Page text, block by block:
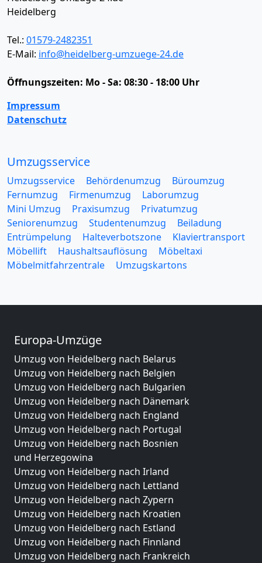
Heidelberg
Tel.: 01579-2482351
E-Mail: info@heidelberg-umzuege-24.de
Öffnungszeiten: Mo - Sa: 08:30 - 18:00 Uhr
Impressum
Datenschutz
Umzugsservice
Umzugsservice Behördenumzug
Büroumzug
Fernumzug
Firmenumzug
Laborumzug
Mini Umzug
Praxisumzug
Privatumzug
Seniorenumzug
Studentenumzug
Beiladung
Entrümpelung
Halteverbotszone
Klaviertransport
Möbellift
Haushaltsauflösung
Möbeltaxi
Möbelmitfahrzentrale
Umzugskartons
Europa-Umzüge
Umzug von Heidelberg nach Belarus
Umzug von Heidelberg nach Belgien
Umzug von Heidelberg nach Bulgarien
Umzug von Heidelberg nach Dänemark
Umzug von Heidelberg nach England
Umzug von Heidelberg nach Portugal
Umzug von Heidelberg nach Bosnien
und Herzegowina
Umzug von Heidelberg nach Irland
Umzug von Heidelberg nach Lettland
Umzug von Heidelberg nach Zypern
Umzug von Heidelberg nach Kroatien
Umzug von Heidelberg nach Estland
Umzug von Heidelberg nach Finnland
Umzug von Heidelberg nach Frankreich